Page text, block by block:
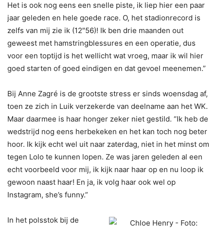
Het is ook nog eens een snelle piste, ik liep hier een paar
jaar geleden en hele goede race. O, het stadionrecord is
zelfs van mij zie ik (12″56)! Ik ben drie maanden out
geweest met hamstringblessures en een operatie, dus
voor een toptijd is het wellicht wat vroeg, maar ik wil hier
goed starten of goed eindigen en dat gevoel meenemen.”
Bij Anne Zagré is de grootste stress er sinds woensdag af,
toen ze zich in Luik verzekerde van deelname aan het WK.
Maar daarmee is haar honger zeker niet gestild. “Ik heb de
wedstrijd nog eens herbekeken en het kan toch nog beter
hoor. Ik kijk echt wel uit naar zaterdag, niet in het minst om
tegen Lolo te kunnen lopen. Ze was jaren geleden al een
echt voorbeeld voor mij, ik kijk naar haar op en nu loop ik
gewoon naast haar! En ja, ik volg haar ook wel op
Instagram, she’s funny.”
In het polsstok bij de